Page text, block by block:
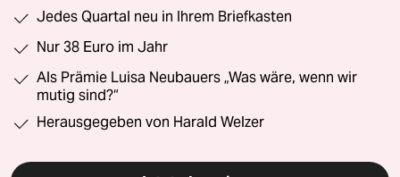
Jedes Quartal neu in Ihrem Briefkasten
Nur 38 Euro im Jahr
Als Prämie Luisa Neubauers „Was wäre, wenn wir
mutig sind?“
Herausgegeben von Harald Welzer